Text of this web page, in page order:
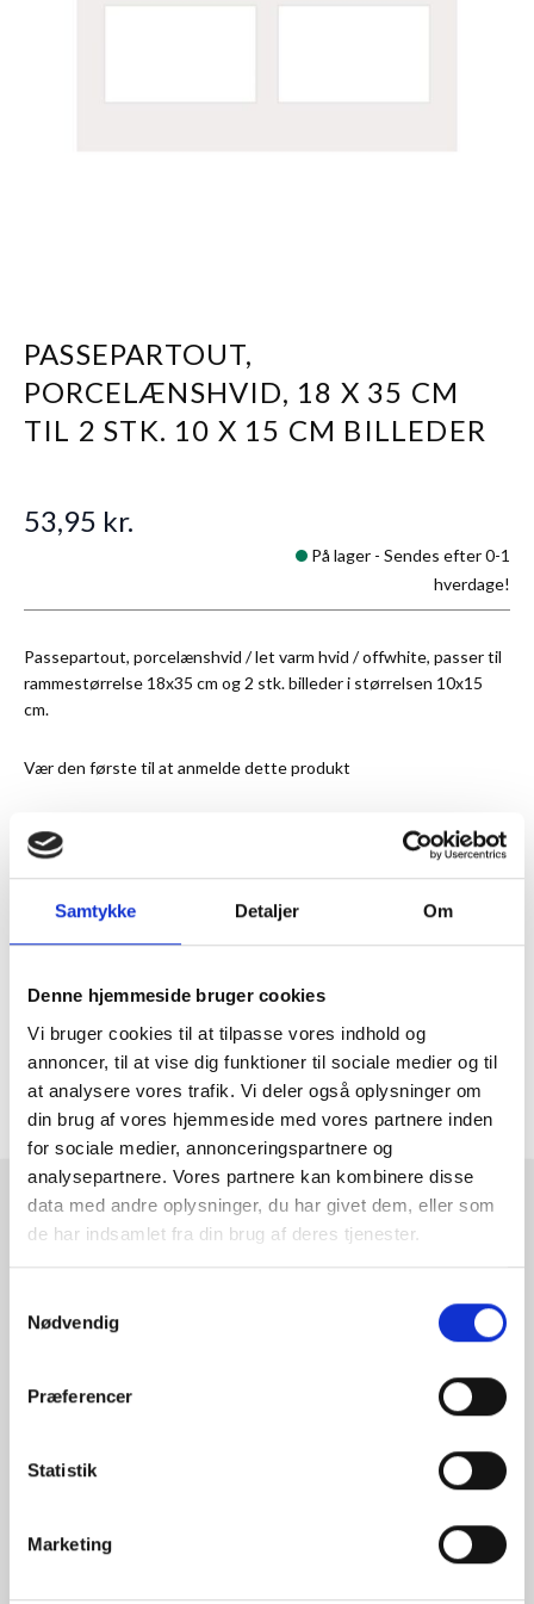
Samtykke Detaljer Om
Denne hjemmeside bruger cookies
Vi bruger cookies til at tilpasse vores indhold og
annoncer, til at vise dig funktioner til sociale medier og til
at analysere vores trafik. Vi deler også oplysninger om
din brug af vores hjemmeside med vores partnere inden
for sociale medier, annonceringspartnere og
analysepartnere. Vores partnere kan kombinere disse
data med andre oplysninger, du har givet dem, eller som
de har indsamlet fra din brug af deres tjenester.
Nødvendig
Præferencer
Statistik
Marketing
PASSEPARTOUT,
PORCELÆNSHVID, 18 X 35 CM
TIL 2 STK. 10 X 15 CM BILLEDER
Passepartout, porcelænshvid / let varm hvid / offwhite, passer til
rammestørrelse 18x35 cm og 2 stk. billeder i størrelsen 10x15
cm.
Vær den første til at anmelde dette produkt
53,95 kr.
På lager - Sendes efter 0-1
hverdage!
MERE INFORMATION
ANMELDELSER
RAMMESHOPPEN.DK
8700 Horsens
Tlf: +45 77 34 11 00
CVR: DK 27 63 11 42
og afhentning: